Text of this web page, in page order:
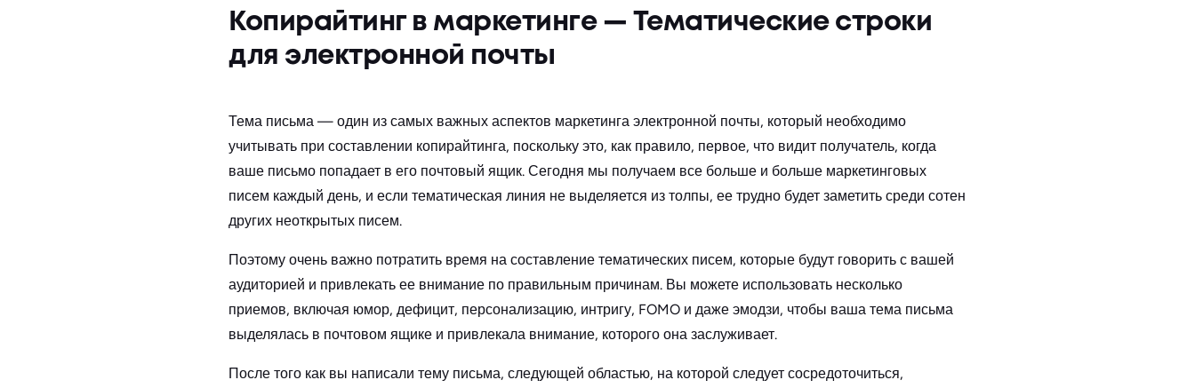
Копирайтинг в маркетинге — Тематические строки
для электронной почты
Тема письма — один из самых важных аспектов маркетинга электронной почты, который необходимо
учитывать при составлении копирайтинга, поскольку это, как правило, первое, что видит получатель, когда
ваше письмо попадает в его почтовый ящик. Сегодня мы получаем все больше и больше маркетинговых
писем каждый день, и если тематическая линия не выделяется из толпы, ее трудно будет заметить среди сотен
других неоткрытых писем.
Поэтому очень важно потратить время на составление тематических писем, которые будут говорить с вашей
аудиторией и привлекать ее внимание по правильным причинам. Вы можете использовать несколько
приемов, включая юмор, дефицит, персонализацию, интригу, FOMO и даже эмодзи, чтобы ваша тема письма
выделялась в почтовом ящике и привлекала внимание, которого она заслуживает.
После того как вы написали тему письма, следующей областью, на которой следует сосредоточиться,